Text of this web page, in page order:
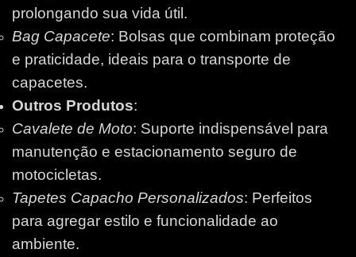
prolongando sua vida útil.
Bag Capacete: Bolsas que combinam proteção
e praticidade, ideais para o transporte de
capacetes.
Outros Produtos:
Cavalete de Moto: Suporte indispensável para
manutenção e estacionamento seguro de
motocicletas.
Tapetes Capacho Personalizados: Perfeitos
para agregar estilo e funcionalidade ao
ambiente.